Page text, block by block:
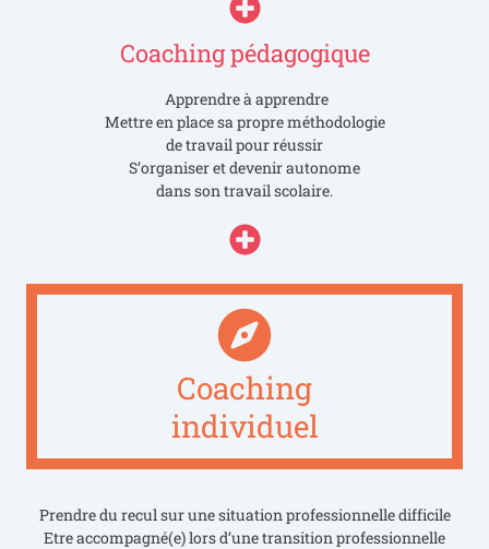
Coaching pédagogique
Apprendre à apprendre
Mettre en place sa propre méthodologie
de travail pour réussir
S’organiser et devenir autonome
dans son travail scolaire.
Coaching
individuel
Prendre du recul sur une situation professionnelle difficile
Etre accompagné(e) lors d’une transition professionnelle